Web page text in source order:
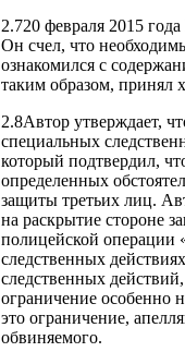
2.720 февраля 2015
Он счел, что
ознакомился с
таким образом, принял
2.8Автор утверждает,
специальных
который подтвердил,
определенных
защиты третьих лиц.
на раскрытие стороне
полицейской операции
следственных
следственных
ограничение особенно
это ограничение,
обвиняемого.